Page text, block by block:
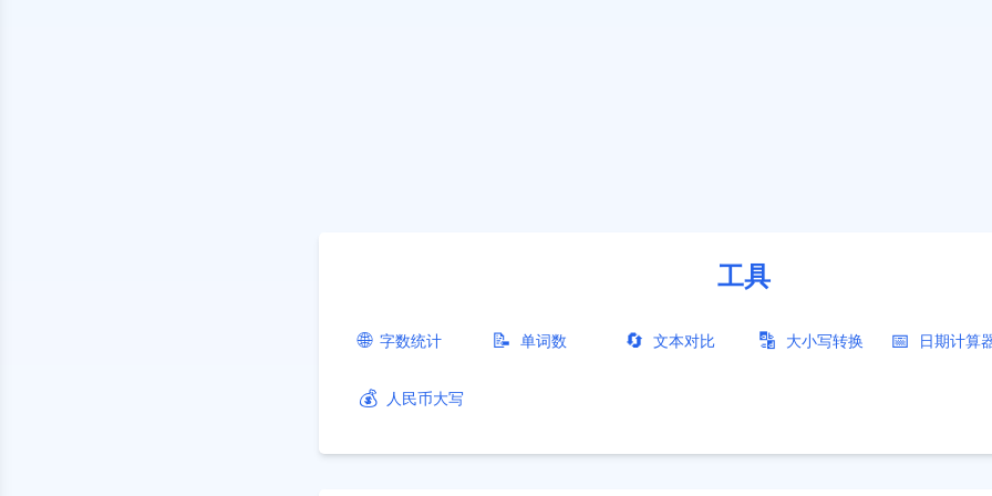
工具
🌐 字数统计 📝 单词数 🔄 文本对比 🔡 大小写转换 📅 日期计算
💰 人民币大写